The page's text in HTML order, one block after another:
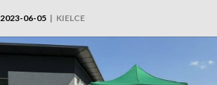
2023-06-05 | KIELCE